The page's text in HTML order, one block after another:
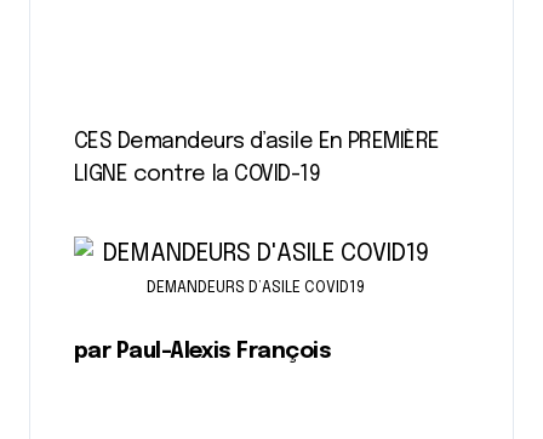
CES Demandeurs d’asile En PREMIÈRE
LIGNE contre la COVID-19
DEMANDEURS D’ASILE COVID19
par Paul-Alexis François